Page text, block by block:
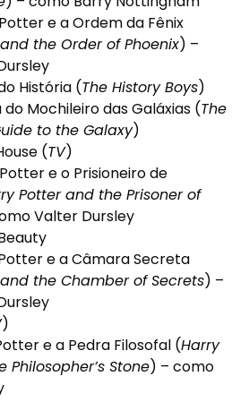
e a Ordem da Fênix
the Order of Phoenix) –
História (The History Boys)
do Mochileiro das Galáxias (The
to the Galaxy)
(TV)
e o Prisioneiro de
Potter and the Prisoner of
Valter Dursley
e a Câmara Secreta
the Chamber of Secrets) –
)
e a Pedra Filosofal (Harry
Philosopher’s Stone) – como